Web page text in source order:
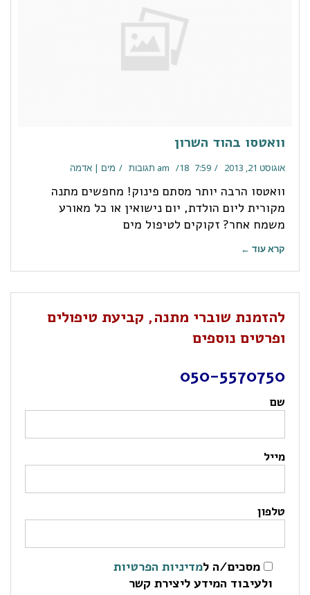
וואטסו בהוד השרון
אוגוסט 21, 2013 7:59 am 18 תגובות מים | אדמה
וואטסו הרבה יותר מסתם פינוק! מחפשים מתנה
מקורית ליום הולדת, יום נישואין או כל מאורע
משמח אחר? זקוקים לטיפול מים
קרא עוד ←
להזמנת שוברי מתנה, קביעת טיפולים
ופרטים נוספים
050-5570750
שם
מייל
טלפון
מסכים/ה למדיניות הפרטיות
ולעיבוד המידע ליצירת קשר